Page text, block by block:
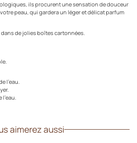
ils procurent une sensation de douceur
peau, qui gardera un léger et délicat parfum
de jolies boîtes cartonnées.
l’eau.
aimerez aussi